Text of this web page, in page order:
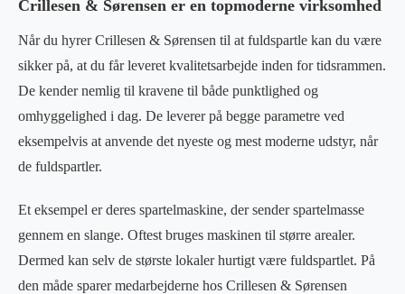
Crillesen & Sørensen er en topmoderne virksomhed
Når du hyrer Crillesen & Sørensen til at fuldspartle kan du være
sikker på, at du får leveret kvalitetsarbejde inden for tidsrammen.
De kender nemlig til kravene til både punktlighed og
omhyggelighed i dag. De leverer på begge parametre ved
eksempelvis at anvende det nyeste og mest moderne udstyr, når
de fuldspartler.
Et eksempel er deres spartelmaskine, der sender spartelmasse
gennem en slange. Oftest bruges maskinen til større arealer.
Dermed kan selv de største lokaler hurtigt være fuldspartlet. På
den måde sparer medarbejderne hos Crillesen & Sørensen